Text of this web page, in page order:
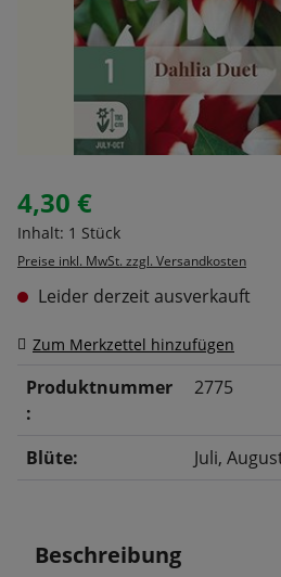
Regulärer Preis:
4,30 €
Inhalt: 1 Stück
Preise inkl. MwSt. zzgl. Versandkosten
Leider derzeit ausverkauft
Zum Merkzettel hinzufügen
Produktnummer
:
2775
Blüte: Juli,
Beschreibung